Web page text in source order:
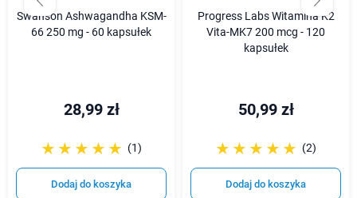
Swanson Ashwagandha KSM-
66 250 mg - 60 kapsułek
28,99 zł
☆☆☆☆☆
★★★★★ (1)
Dodaj do koszyka
Progress Labs Witamina K2
Vita-MK7 200 mcg - 120
kapsułek
50,99 zł
☆☆☆☆☆
★★★★★ (2)
Dodaj do koszyka